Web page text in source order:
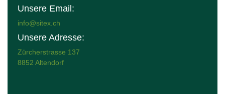
Unsere Email:
info@sitex.ch
Unsere Adresse:
Zürcherstrasse 137
8852 Altendorf